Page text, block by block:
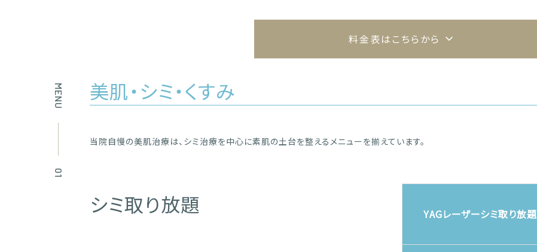
料金表はこちらから
MENU 美肌・シミ・くすみ
当院自慢の美肌治療は、シミ治療を中心に素肌の土台を整えるメニューを揃えています。
シミ取り放題 YAGレーザーシミ取り放題